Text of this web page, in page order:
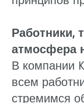
Работники,
атмосфера
В компании
всем
стремимся